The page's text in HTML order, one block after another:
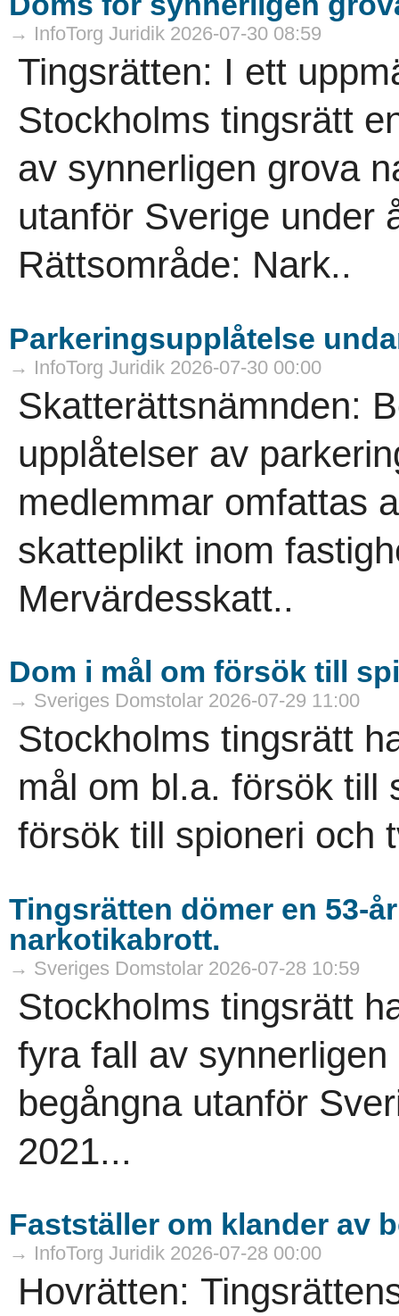
→ InfoTorg Juridik 2026-07-30 08:59
Tingsrätten: I ett
Stockholms tingsrätt
av synnerligen grova
utanför Sverige under
Rättsområde: Nark..
Parkeringsupplåtelse
→ InfoTorg Juridik 2026-07-30 00:00
Skatterättsnämnden:
upplåtelser av
medlemmar omfattas
skatteplikt inom
Mervärdesskatt..
Dom i mål om försök till
→ Sveriges Domstolar 2026-07-29 11:00
Stockholms tingsrätt
mål om bl.a. försök till
försök till spioneri och
Tingsrätten dömer en 53-
narkotikabrott.
→ Sveriges Domstolar 2026-07-28 10:59
Stockholms tingsrätt
fyra fall av
begångna utanför
2021...
Fastställer om klander av
→ InfoTorg Juridik 2026-07-28 00:00
Hovrätten: